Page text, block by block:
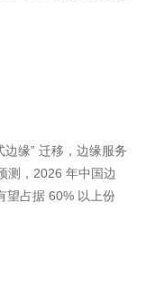
边缘” 迁移，边缘服务
测，2026 年中国边
望占据 60% 以上份